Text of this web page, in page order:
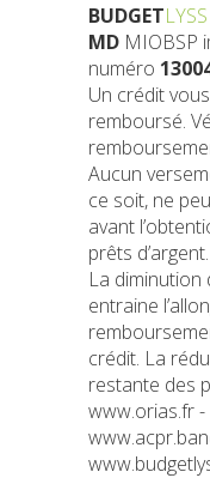
BUDGETLYSS
MD MIOBSP
numéro
Un crédit
remboursé.
Aucun
ce soit, ne
avant
prêts d’argent.
La
entraine
crédit. La
restante des
www.orias.fr -